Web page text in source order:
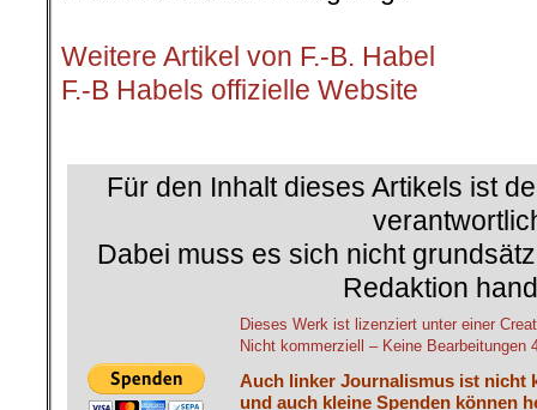
Weitere Artikel von F.-B. Habel
F.-B Habels offizielle Website
Für den Inhalt dieses Artikels ist
Dabei muss es sich nicht
Redaktion
Dieses Werk ist lizenziert unter einer
Nicht kommerziell – Keine Bearbeitungen
Auch linker Journalismus ist nicht
und auch kleine Spenden können